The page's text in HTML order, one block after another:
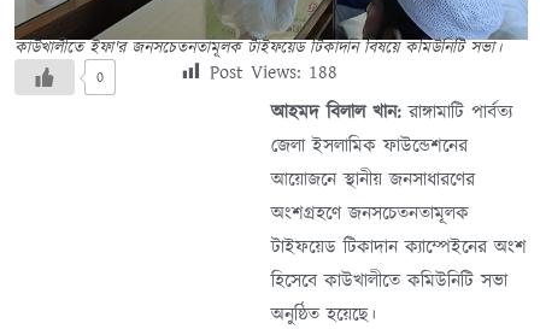
কাউখালীতে ইফা'র জনসচেতনতামূলক টাইফয়েড টিকাদান বিষয়ে কমিউনিটি সভা।
0 Post Views: 188
আহমদ বিলাল খান:রাঙ্গামাটি পার্বত্য
জেলা ইসলামিক ফাউন্ডেশনের
আয়োজনে স্থানীয় জনসাধারণের
অংশগ্রহণে জনসচেতনতামূলক
টাইফয়েড টিকাদান ক্যাম্পেইনের অংশ
হিসেবে কাউখালীতে কমিউনিটি সভা
অনুষ্ঠিত হয়েছে।